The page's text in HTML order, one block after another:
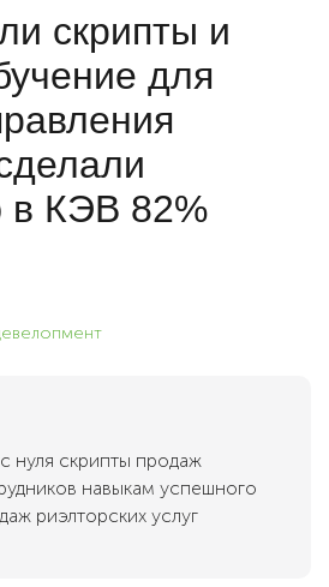
скрипты и
для
в КЭВ 82%
нуля скрипты продаж
навыкам успешного
риэлторских услуг